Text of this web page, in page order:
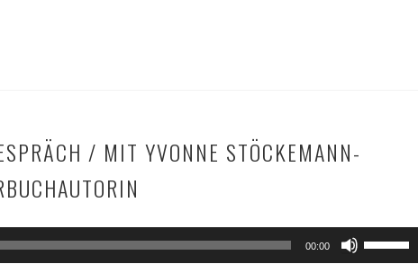
/ MIT YVONNE STÖCKEMANN-
00:00